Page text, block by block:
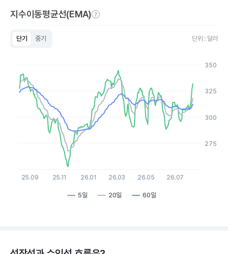
지수이동평균선(EMA)
단기 중기 단위 : 달러
View as data table, Chart
The chart has 1 X axis displaying Time. Data ranges from
The chart has 1 Y axis displaying values. Data ranges from
5일 20일 60일
25.09 25.11 26.01 26.03 26.05 26.07
275
300
325
350